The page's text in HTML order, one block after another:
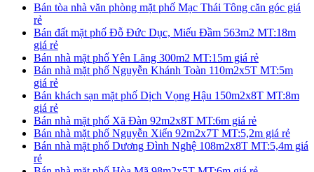
Bán tòa nhà văn phòng mặt phố Mạc Thái Tông căn góc giá
rẻ
Bán đất mặt phố Đỗ Đức Dục, Miếu Đầm 563m2 MT:18m
giá rẻ
Bán nhà mặt phố Yên Lãng 300m2 MT:15m giá rẻ
Bán nhà mặt phố Nguyễn Khánh Toàn 110m2x5T MT:5m
giá rẻ
Bán khách sạn mặt phố Dịch Vọng Hậu 150m2x8T MT:8m
giá rẻ
Bán nhà mặt phố Xã Đàn 92m2x8T MT:6m giá rẻ
Bán nhà mặt phố Nguyễn Xiển 92m2x7T MT:5,2m giá rẻ
Bán nhà mặt phố Dương Đình Nghệ 108m2x8T MT:5,4m giá
rẻ